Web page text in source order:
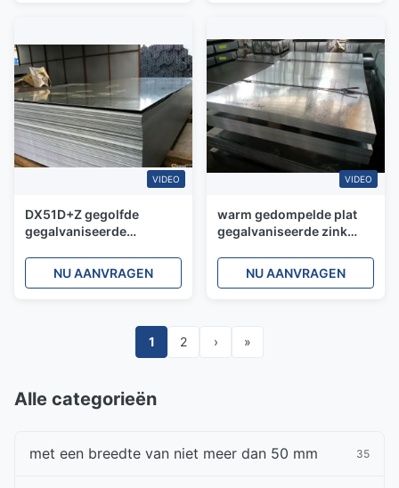
VIDEO
DX51D+Z gegolfde
gegalvaniseerde
Aluminium zink gecoate
plaat
NU AANVRAGEN
VIDEO
warm gedompelde plat
gegalvaniseerde zink
G3302 Z12 Z18 Z22 Z25
NU AANVRAGEN
1 2 › »
Alle categorieën
met een breedte van niet meer dan 50 mm 35